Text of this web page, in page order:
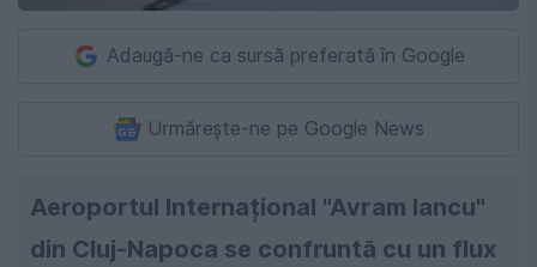
Adaugă-ne ca sursă preferată în Google
Urmărește-ne pe Google News
Aeroportul Internațional "Avram Iancu"
din Cluj-Napoca se confruntă cu un flux